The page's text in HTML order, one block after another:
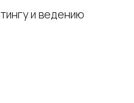
и ведению